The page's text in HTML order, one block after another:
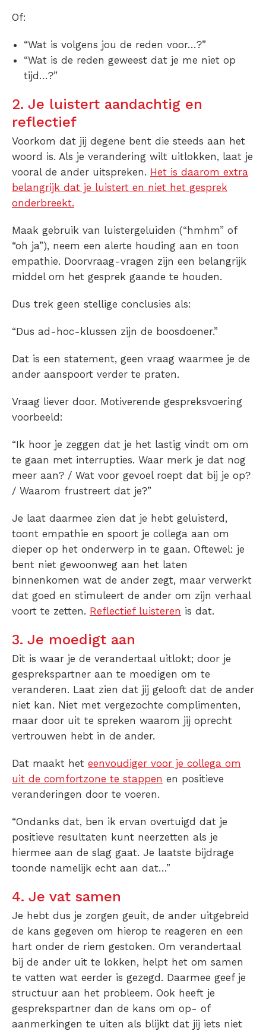
Of:
“Wat is volgens jou de reden voor…?”
“Wat is de reden geweest dat je me niet op
tijd…?”
2. Je luistert aandachtig en
reflectief
Voorkom dat jij degene bent die steeds aan het
woord is. Als je verandering wilt uitlokken, laat je
vooral de ander uitspreken. Het is daarom extra
belangrijk dat je luistert en niet het gesprek
onderbreekt.
Maak gebruik van luistergeluiden (“hmhm” of
“oh ja”), neem een alerte houding aan en toon
empathie. Doorvraag-vragen zijn een belangrijk
middel om het gesprek gaande te houden.
Dus trek geen stellige conclusies als:
“Dus ad-hoc-klussen zijn de boosdoener.”
Dat is een statement, geen vraag waarmee je de
ander aanspoort verder te praten.
Vraag liever door. Motiverende gespreksvoering
voorbeeld:
“Ik hoor je zeggen dat je het lastig vindt om om
te gaan met interrupties. Waar merk je dat nog
meer aan? / Wat voor gevoel roept dat bij je op?
/ Waarom frustreert dat je?”
Je laat daarmee zien dat je hebt geluisterd,
toont empathie en spoort je collega aan om
dieper op het onderwerp in te gaan. Oftewel: je
bent niet gewoonweg aan het laten
binnenkomen wat de ander zegt, maar verwerkt
dat goed en stimuleert de ander om zijn verhaal
voort te zetten. Reflectief luisteren is dat.
3. Je moedigt aan
Dit is waar je de verandertaal uitlokt; door je
gesprekspartner aan te moedigen om te
veranderen. Laat zien dat jij gelooft dat de ander
niet kan. Niet met vergezochte complimenten,
maar door uit te spreken waarom jij oprecht
vertrouwen hebt in de ander.
Dat maakt het eenvoudiger voor je collega om
uit de comfortzone te stappen en positieve
veranderingen door te voeren.
“Ondanks dat, ben ik ervan overtuigd dat je
positieve resultaten kunt neerzetten als je
hiermee aan de slag gaat. Je laatste bijdrage
toonde namelijk echt aan dat…”
4. Je vat samen
Je hebt dus je zorgen geuit, de ander uitgebreid
de kans gegeven om hierop te reageren en een
hart onder de riem gestoken. Om verandertaal
bij de ander uit te lokken, helpt het om samen
te vatten wat eerder is gezegd. Daarmee geef je
structuur aan het probleem. Ook heeft je
gesprekspartner dan de kans om op- of
aanmerkingen te uiten als blijkt dat jij iets niet